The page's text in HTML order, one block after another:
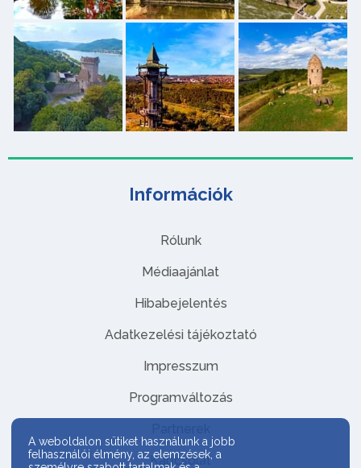
Információk
Rólunk
Médiaajánlat
Hibabejelentés
Adatkezelési tájékoztató
Impresszum
Programváltozás
Kapcsolat
A weboldalon sütiket használunk a jobb
felhasználói élmény, az elemzések, a